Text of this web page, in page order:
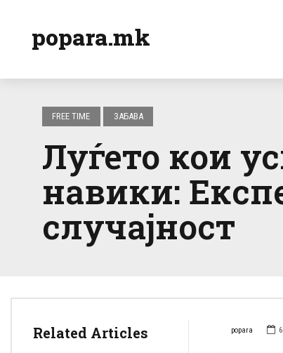
popara.mk
FREE TIME ЗАБАВА
Луѓето кои
навики:
случајност
Related Articles popara